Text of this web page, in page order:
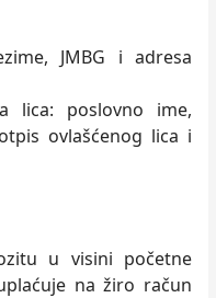
JMBG i adresa
lica: poslovno ime,
ovlašćenog lica i
u visini početne
na žiro račun